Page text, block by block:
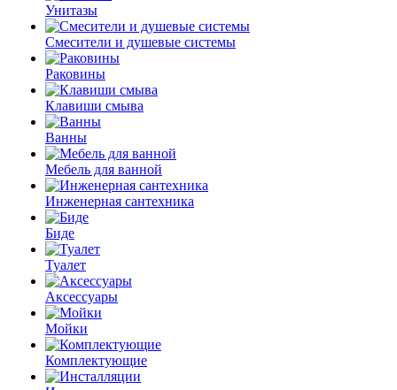
Унитазы
Смесители и душевые системы
Раковины
Клавиши смыва
Ванны
Мебель для ванной
Инженерная сантехника
Биде
Туалет
Аксессуары
Мойки
Комплектующие